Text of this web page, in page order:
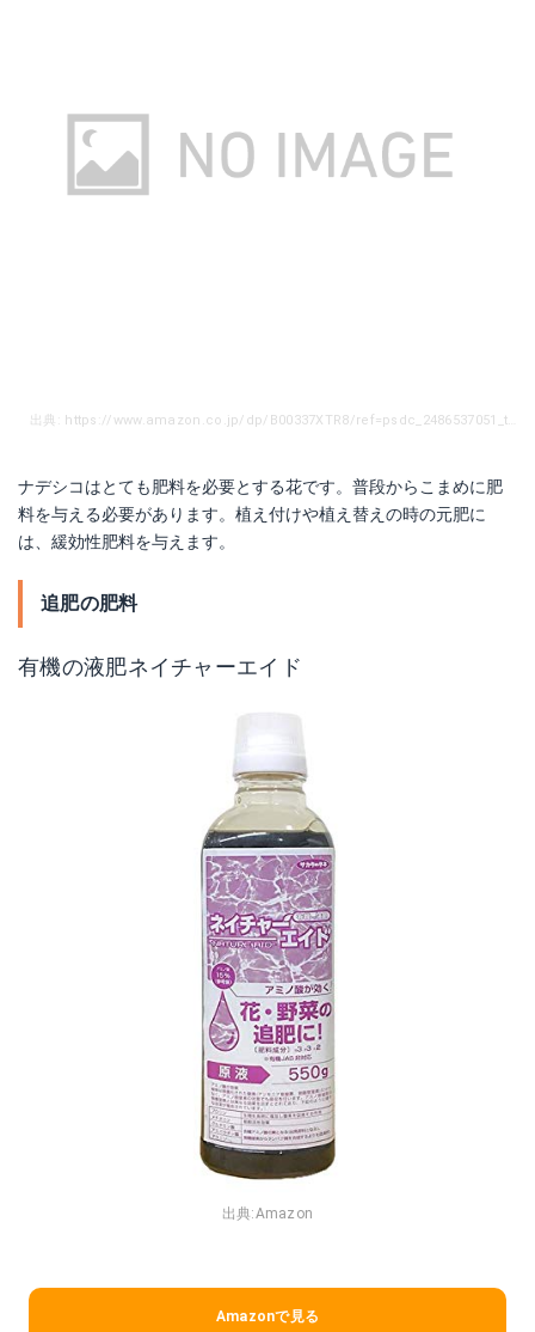
ナデシコはとても肥料を必要とする花です。普段からこまめに肥
料を与える必要があります。植え付けや植え替えの時の元肥に
は、緩効性肥料を与えます。
追肥の肥料
有機の液肥ネイチャーエイド
出典:Amazon
Amazonで見る